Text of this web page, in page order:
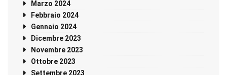
Marzo 2024
Febbraio 2024
Gennaio 2024
Dicembre 2023
Novembre 2023
Ottobre 2023
Settembre 2023